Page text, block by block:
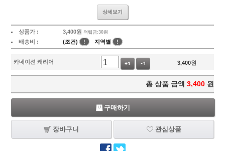
상세보기
상품가 : 3,400원 적립금:30원
배송비 : (조건) ! 지역별 !
카네이션 캐리어 +1 -1 3,400원
총 상품 금액 3,400 원
구매하기
장바구니 관심상품